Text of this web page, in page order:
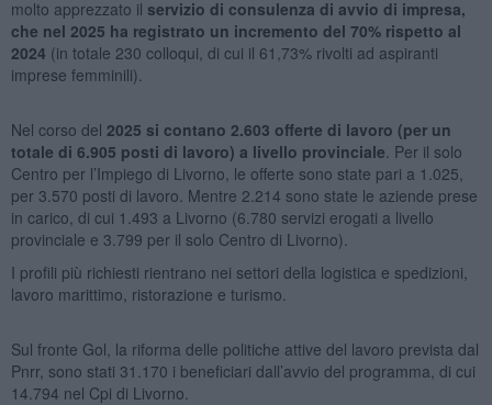
molto apprezzato il servizio di consulenza di avvio di impresa,
che nel 2025 ha registrato un incremento del 70% rispetto al
2024 (in totale 230 colloqui, di cui il 61,73% rivolti ad aspiranti
imprese femminili).
Nel corso del 2025 si contano 2.603 offerte di lavoro (per un
totale di 6.905 posti di lavoro) a livello provinciale . Per il solo
Centro per l’Impiego di Livorno, le offerte sono state pari a 1.025,
per 3.570 posti di lavoro. Mentre 2.214 sono state le aziende prese
in carico, di cui 1.493 a Livorno (6.780 servizi erogati a livello
provinciale e 3.799 per il solo Centro di Livorno).
I profili più richiesti rientrano nei settori della logistica e spedizioni,
lavoro marittimo, ristorazione e turismo.
Sul fronte Gol, la riforma delle politiche attive del lavoro prevista dal
Pnrr, sono stati 31.170 i beneficiari dall’avvio del programma, di cui
14.794 nel Cpi di Livorno.